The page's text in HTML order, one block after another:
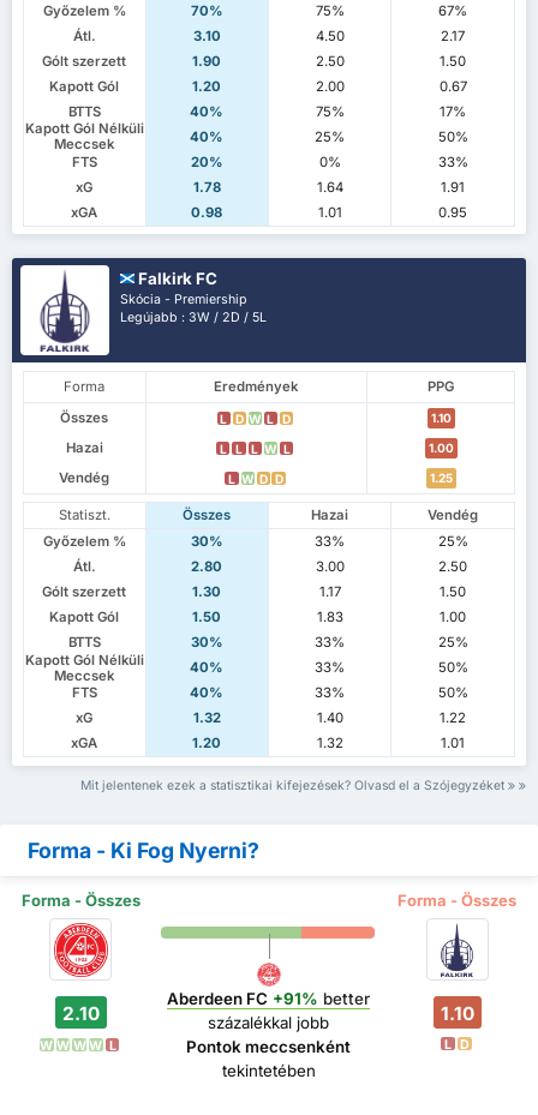
Győzelem %
70% 75%
67%
Átl.
3.10 4.50
2.17
Gólt szerzett
1.90 2.50
1.50
Kapott Gól
1.20 2.00
0.67
BTTS
40% 75%
17%
Kapott Gól Nélküli
Meccsek
40% 25%
50%
FTS
20% 0%
33%
xG
1.78 1.64
1.91
xGA
0.98 1.01 0.95
Falkirk FC
Skócia - Premiership
Legújabb : 3W / 2D / 5L
Forma Eredmények
PPG
Összes
L D W L D 1.10
Hazai L L L W L 1.00
Vendég L W D D 1.25
Statiszt. Összes Hazai
Vendég
Győzelem %
30% 33%
25%
Átl.
2.80 3.00
2.50
Gólt szerzett
1.30 1.17
1.50
Kapott Gól
1.50 1.83
1.00
BTTS
30% 33%
25%
Kapott Gól Nélküli
Meccsek
40% 33%
50%
FTS
40% 33%
50%
xG
1.32 1.40
1.22
xGA
1.20 1.32 1.01
Mit jelentenek ezek a statisztikai kifejezések? Olvasd el a Szójegyzéket
Forma - Ki Fog Nyerni?
Forma - Összes Forma - Összes
2.10
W W W W L
Aberdeen FC +91% better
százalékkal jobb
Pontok meccsenként
tekintetében
1.10
L D